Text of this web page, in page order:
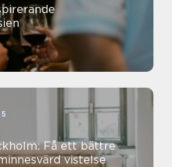
Få ett bättre
vistelse